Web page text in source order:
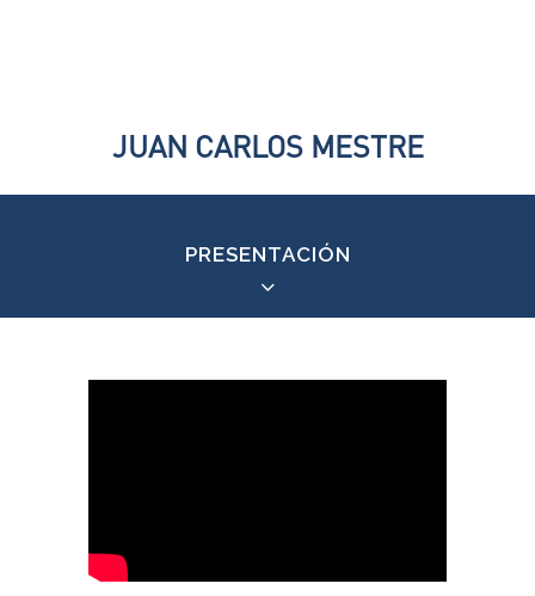
JUAN CARLOS MESTRE
PRESENTACIÓN
como el Nacional de Poesía (2009) por su obra